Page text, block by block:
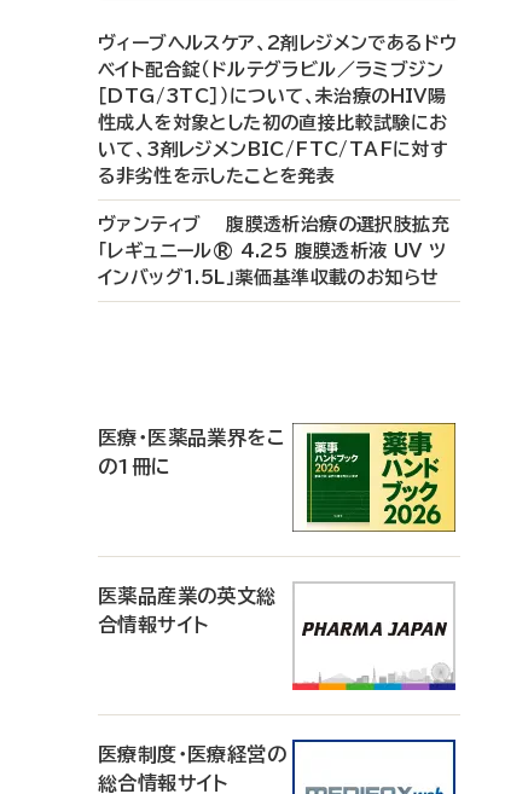
ヴィーブヘルスケア、2剤レジメンであるドウ
ベイト配合錠（ドルテグラビル／ラミブジン
［DTG/3TC］）について、未治療のHIV陽
性成人を対象とした初の直接比較試験にお
いて、3剤レジメンBIC/FTC/TAFに対す
る非劣性を示したことを発表
ヴァンティブ 腹膜透析治療の選択肢拡充
「レギュニール® 4.25 腹膜透析液 UV ツ
インバッグ1.5L」薬価基準収載のお知らせ
医療・医薬品業界をこ
の1冊に
医薬品産業の英文総
合情報サイト
医療制度・医療経営の
総合情報サイト